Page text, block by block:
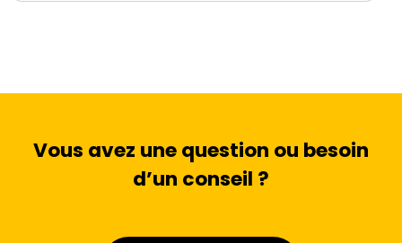
Vous avez une question ou besoin
d’un conseil ?